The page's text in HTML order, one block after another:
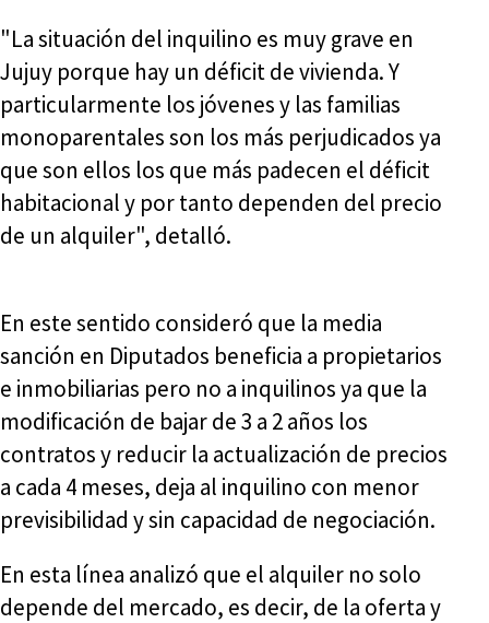
"La situación del inquilino es muy grave en
Jujuy porque hay un déficit de vivienda. Y
particularmente los jóvenes y las familias
monoparentales son los más perjudicados ya
que son ellos los que más padecen el déficit
habitacional y por tanto dependen del precio
de un alquiler", detalló.
En este sentido consideró que la media
sanción en Diputados beneficia a propietarios
e inmobiliarias pero no a inquilinos ya que la
modificación de bajar de 3 a 2 años los
contratos y reducir la actualización de precios
a cada 4 meses, deja al inquilino con menor
previsibilidad y sin capacidad de negociación.
En esta línea analizó que el alquiler no solo
depende del mercado, es decir, de la oferta y